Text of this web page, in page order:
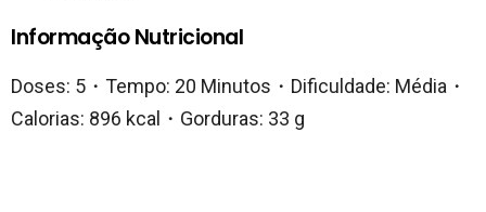
Informação Nutricional
Doses: 5・Tempo: 20 Minutos・Dificuldade: Média・
Calorias: 896 kcal・Gorduras: 33 g